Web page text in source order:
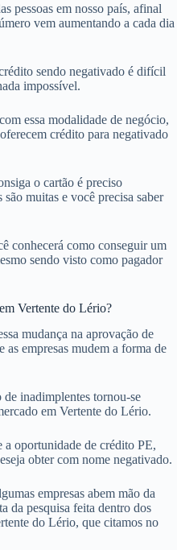
pessoas em nosso país, afinal
vem aumentando a cada dia
sendo negativado é difícil
impossível.
essa modalidade de negócio,
crédito para negativado
o cartão é preciso
muitas e você precisa saber
conhecerá como conseguir um
sendo visto como pagador
Vertente do Lério?
mudança na aprovação de
empresas mudem a forma de
inadimplentes tornou-se
em Vertente do Lério.
a oportunidade de crédito PE,
obter com nome negativado.
empresas abem mão da
da pesquisa feita dentro dos
do Lério, que citamos no